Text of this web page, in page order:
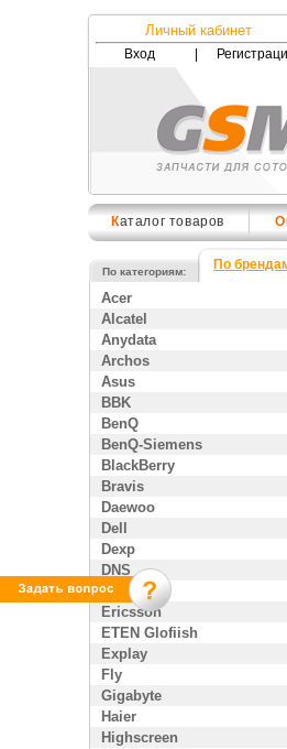
Личный кабинет
Вход
Каталог товаров О
По категориям: По
Acer
Alcatel
Anydata
Archos
Asus
BBK
BenQ
BenQ-Siemens
BlackBerry
Bravis
Daewoo
Dell
Dexp
DNS
Enol
Ericsson
ETEN Glofiish
Explay
Fly
Gigabyte
Haier
Highscreen